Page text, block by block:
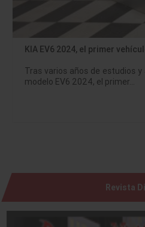
KIA EV6 2024, el primer
Tras varios años de estudios
modelo EV6 2024, el primer…
Revista